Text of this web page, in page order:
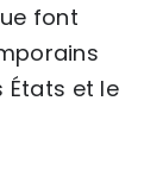
font
États et le